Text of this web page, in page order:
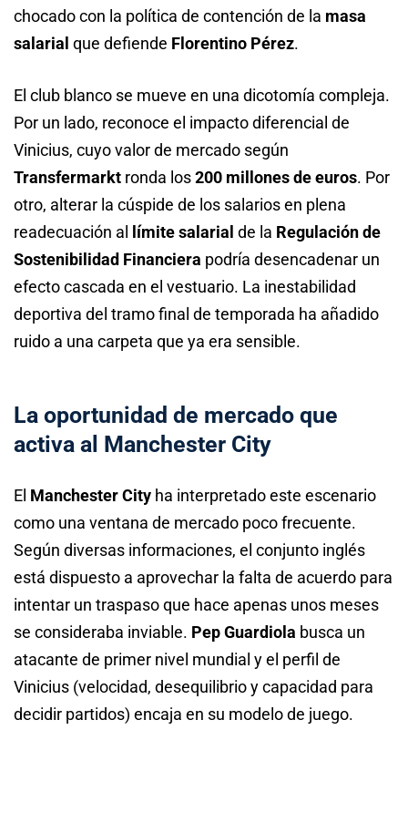
chocado con la política de contención de la masa
salarial que defiende Florentino Pérez.
El club blanco se mueve en una dicotomía compleja.
Por un lado, reconoce el impacto diferencial de
Vinicius, cuyo valor de mercado según
Transfermarkt ronda los200 millones de euros. Por
otro, alterar la cúspide de los salarios en plena
readecuación al
límite salarial de la Regulación de
Sostenibilidad Financiera podría desencadenar un
efecto cascada en el vestuario. La inestabilidad
deportiva del tramo final de temporada ha añadido
ruido a una carpeta que ya era sensible.
La oportunidad de mercado que
activa al Manchester City
El Manchester City ha interpretado este escenario
como una ventana de mercado poco frecuente.
Según diversas informaciones, el conjunto inglés
está dispuesto a aprovechar la falta de acuerdo para
intentar un traspaso que hace apenas unos meses
se consideraba inviable. Pep Guardiola busca un
atacante de primer nivel mundial y el perfil de
Vinicius (velocidad, desequilibrio y capacidad para
decidir partidos) encaja en su modelo de juego.